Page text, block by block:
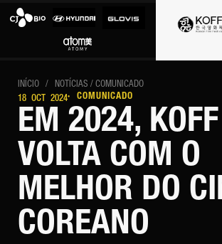
INÍCIO / NOTÍCIAS / COMUNICADO
18 OCT 2024· COMUNICADO
EM 2024, KOFF
VOLTA COM O
MELHOR DO
COREANO